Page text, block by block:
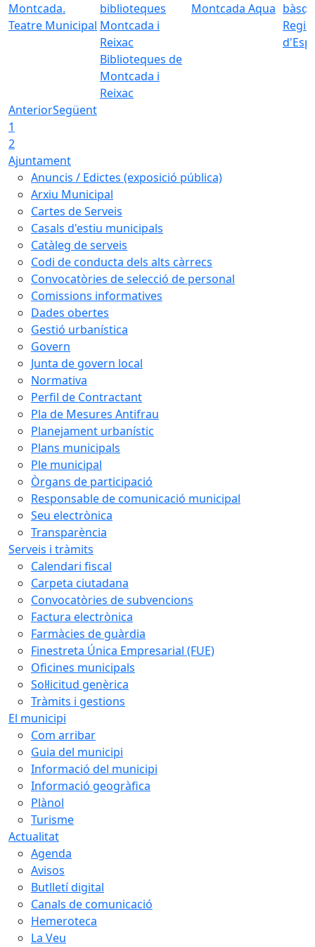
Teatre Municipal
Biblioteques de
Montcada i
Reixac
Montcada Aqua
AnteriorSegüent
1
2
Ajuntament
Anuncis / Edictes (exposició pública)
Arxiu Municipal
Cartes de Serveis
Casals d'estiu municipals
Catàleg de serveis
Codi de conducta dels alts càrrecs
Convocatòries de selecció de personal
Comissions informatives
Dades obertes
Gestió urbanística
Govern
Junta de govern local
Normativa
Perfil de Contractant
Pla de Mesures Antifrau
Planejament urbanístic
Plans municipals
Ple municipal
Òrgans de participació
Responsable de comunicació municipal
Seu electrònica
Transparència
Serveis i tràmits
Calendari fiscal
Carpeta ciutadana
Convocatòries de subvencions
Factura electrònica
Farmàcies de guàrdia
Finestreta Única Empresarial (FUE)
Oficines municipals
Sol·licitud genèrica
Tràmits i gestions
El municipi
Com arribar
Guia del municipi
Informació del municipi
Informació geogràfica
Plànol
Turisme
Actualitat
Agenda
Avisos
Butlletí digital
Canals de comunicació
Hemeroteca
La Veu